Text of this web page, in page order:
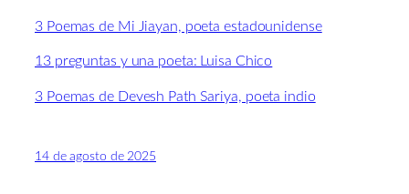
3 Poemas de Mi Jiayan, poeta estadounidense
13 preguntas y una poeta: Luisa Chico
3 Poemas de Devesh Path Sariya, poeta indio
14 de agosto de 2025